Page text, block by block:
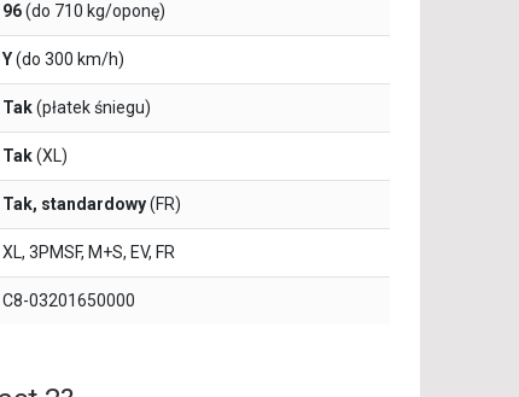
96(do 710 kg/oponę)
Y(do 300 km/h)
Tak(płatek śniegu)
Tak(XL)
Tak, standardowy(FR)
XL, 3PMSF, M+S, EV, FR
C8-03201650000